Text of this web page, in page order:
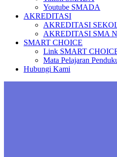
Youtube SMADA
AKREDITASI
AKREDITASI
AKREDITASI SMA
SMART CHOICE
Link SMART
Mata Pelajaran
Hubungi Kami